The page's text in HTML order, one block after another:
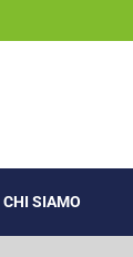
CHI SIAMO